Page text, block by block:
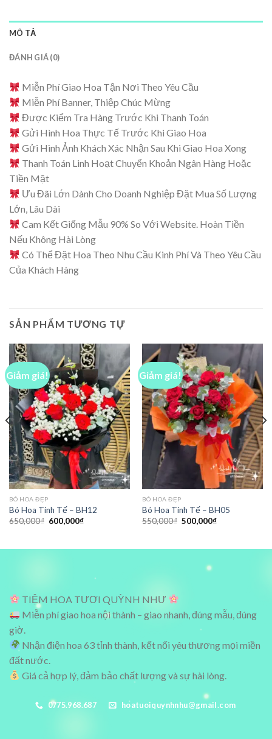
MÔ TẢ
ĐÁNH GIÁ (0)
Miễn Phí Giao Hoa Tận Nơi Theo Yêu Cầu
Miễn Phí Banner, Thiệp Chúc Mừng
Được Kiểm Tra Hàng Trước Khi Thanh Toán
Gửi Hình Hoa Thực Tế Trước Khi Giao Hoa
Gửi Hình Ảnh Khách Xác Nhận Sau Khi Giao Hoa Xong
Thanh Toán Linh Hoạt Chuyển Khoản Ngân Hàng Hoặc
Tiền Mặt
Ưu Đãi Lớn Dành Cho Doanh Nghiệp Đặt Mua Số Lượng
Lớn, Lâu Dài
Cam Kết Giống Mẫu 90% So Với Website. Hoàn Tiền
Nếu Không Hài Lòng
Có Thể Đặt Hoa Theo Nhu Cầu Kinh Phí Và Theo Yêu Cầu
Của Khách Hàng
SẢN PHẨM TƯƠNG TỰ
Giảm giá!
BÓ HOA ĐẸP
Bó Hoa Tinh Tế – BH12
650,000₫ Giá
600,000₫Giá
600,000₫.
Giảm giá!
BÓ HOA ĐẸP
Bó Hoa Tinh Tế – BH05
550,000₫ Giá
500,000₫Giá
500,000₫.
TIỆM HOA TƯƠI QUỲNH NHƯ
Miễn phí giao hoa nội thành – giao nhanh, đúng mẫu, đúng
giờ.
Nhận điện hoa 63 tỉnh thành, kết nối yêu thương mọi miền
đất nước.
Giá cả hợp lý, đảm bảo chất lượng và sự hài lòng.
0775.968.687 hoatuoiquynhnhu@gmail.com